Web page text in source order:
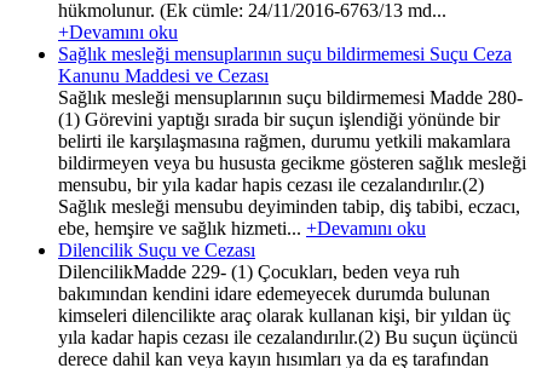
hükmolunur. (Ek cümle: 24/11/2016-6763/13 md...
+Devamını oku
Sağlık mesleği mensuplarının suçu bildirmemesi Suçu Ceza
Kanunu Maddesi ve Cezası
Sağlık mesleği mensuplarının suçu bildirmemesi Madde 280-
(1) Görevini yaptığı sırada bir suçun işlendiği yönünde bir
belirti ile karşılaşmasına rağmen, durumu yetkili makamlara
bildirmeyen veya bu hususta gecikme gösteren sağlık mesleği
mensubu, bir yıla kadar hapis cezası ile cezalandırılır.(2)
Sağlık mesleği mensubu deyiminden tabip, diş tabibi, eczacı,
ebe, hemşire ve sağlık hizmeti... +Devamını oku
Dilencilik Suçu ve Cezası
DilencilikMadde 229- (1) Çocukları, beden veya ruh
bakımından kendini idare edemeyecek durumda bulunan
kimseleri dilencilikte araç olarak kullanan kişi, bir yıldan üç
yıla kadar hapis cezası ile cezalandırılır.(2) Bu suçun üçüncü
derece dahil kan veya kayın hısımları ya da eş tarafından